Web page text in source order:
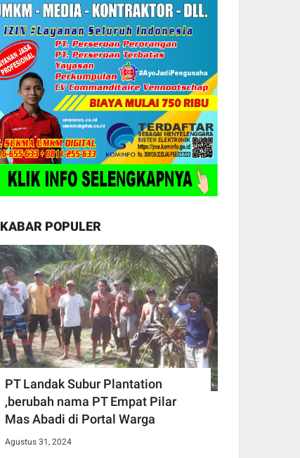
KABAR POPULER
PT Landak Subur Plantation
,berubah nama PT Empat Pilar
Mas Abadi di Portal Warga
Agustus 31, 2024